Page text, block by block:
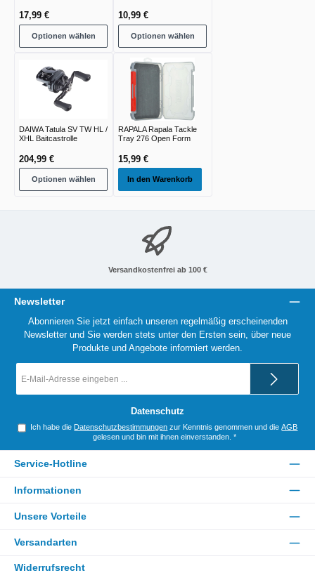
17,99 €
Optionen wählen
10,99 €
Optionen wählen
DAIWA Tatula SV TW HL /
XHL Baitcastrolle
204,99 €
Optionen wählen
RAPALA Rapala Tackle
Tray 276 Open Form
15,99 €
In den Warenkorb
Versandkostenfrei ab 100 €
Newsletter
Abonnieren Sie jetzt einfach unseren regelmäßig erscheinenden
Newsletter und Sie werden stets unter den Ersten sein, über neue
Produkte und Angebote informiert werden.
Mail-
Datenschutz
Ich habe die Datenschutzbestimmungen zur Kenntnis genommen und dieAGB
gelesen und bin mit ihnen einverstanden. *
Service-Hotline
Informationen
Unsere Vorteile
Versandarten
Widerrufsrecht